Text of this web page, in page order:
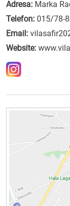
Adresa: Marka
Telefon: 015/78-
Email:
Website: